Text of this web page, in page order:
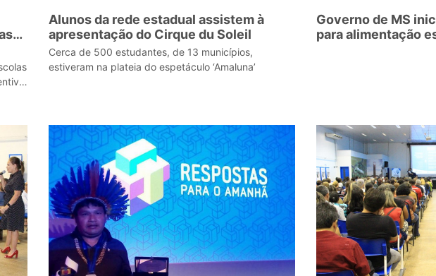
Alunos da rede estadual assistem à
apresentação do Cirque du Soleil
Cerca de 500 estudantes, de 13 municípios,
estiveram na plateia do espetáculo ‘Amaluna’
Governo de MS
para alimentação